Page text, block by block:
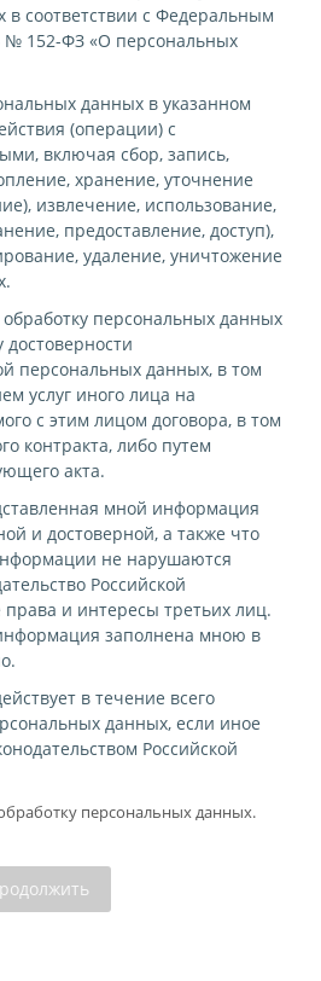
соответствии с Федеральным
№ 152-ФЗ «О персональных
данных в указанном
(операции) с
включая сбор, запись,
хранение, уточнение
извлечение, использование,
предоставление, доступ),
удаление, уничтожение
персональных данных
персональных данных, в том
услуг иного лица на
с этим лицом договора, в том
контракта, либо путем
акта.
мной информация
и достоверной, а также что
не нарушаются
Российской
и интересы третьих лиц.
заполнена мною в
в течение всего
данных, если иное
Российской
персональных данных.